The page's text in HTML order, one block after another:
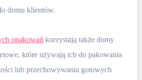
domu klientów.
opakowań korzystają także domy
które używają ich do pakowania
lub przechowywania gotowych